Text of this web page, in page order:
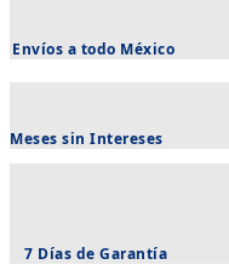
Envíos a todo México
Meses sin Intereses
7 Días de Garantía